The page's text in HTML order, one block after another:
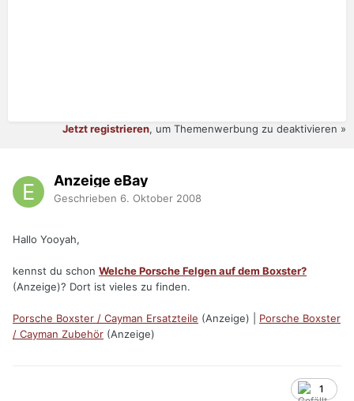
Jetzt registrieren, um Themenwerbung zu deaktivieren »
Anzeige eBay
Geschrieben 6. Oktober 2008
Hallo Yooyah,
kennst du schon Welche Porsche Felgen auf dem Boxster?
(Anzeige)? Dort ist vieles zu finden.
Porsche Boxster / Cayman Ersatzteile (Anzeige) | Porsche Boxster
/ Cayman Zubehör (Anzeige)
1